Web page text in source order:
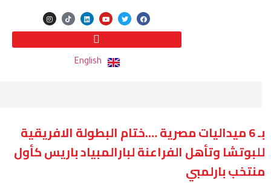
English
بـ 6 ميداليات مصرية ….ختام البطولة الافريقية
للبوتشا وتأهل الفراعنة لبارالمبياد باريس كأول
منتخب بارلمبي